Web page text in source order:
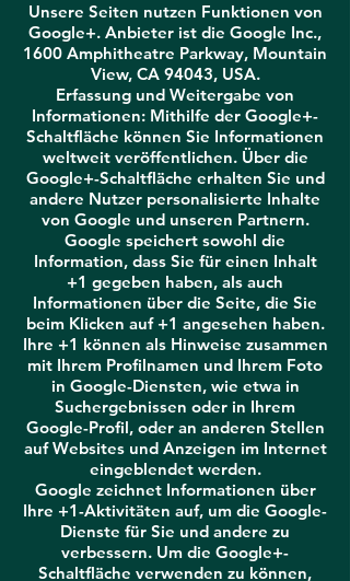
Unsere Seiten nutzen Funktionen von
Google+. Anbieter ist die Google Inc.,
1600 Amphitheatre Parkway, Mountain
View, CA 94043, USA.
Erfassung und Weitergabe von
Informationen: Mithilfe der Google+-
Schaltfläche können Sie Informationen
weltweit veröffentlichen. Über die
Google+-Schaltfläche erhalten Sie und
andere Nutzer personalisierte Inhalte
von Google und unseren Partnern.
Google speichert sowohl die
Information, dass Sie für einen Inhalt
+1 gegeben haben, als auch
Informationen über die Seite, die Sie
beim Klicken auf +1 angesehen haben.
Ihre +1 können als Hinweise zusammen
mit Ihrem Profilnamen und Ihrem Foto
in Google-Diensten, wie etwa in
Suchergebnissen oder in Ihrem
Google-Profil, oder an anderen Stellen
auf Websites und Anzeigen im Internet
eingeblendet werden.
Google zeichnet Informationen über
Ihre +1-Aktivitäten auf, um die Google-
Dienste für Sie und andere zu
verbessern. Um die Google+-
Schaltfläche verwenden zu können,